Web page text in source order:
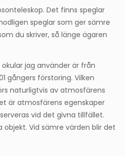
Det finns speglar
speglar som ger sämre
du skriver, så länge ägaren
jag använder är från
gångers förstoring. Vilken
naturligtvis av atmosfärens
är atmosfärens egenskaper
vid det givna tillfället.
Vid sämre värden blir det